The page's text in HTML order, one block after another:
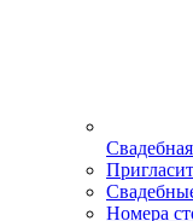
Номера